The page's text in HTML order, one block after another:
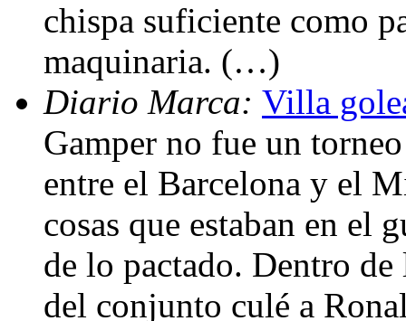
chispa suficiente como
maquinaria. (…)
Diario Marca: Villa
Gamper no fue un
entre el Barcelona y el
cosas que estaban en el
de lo pactado. Dentro
del conjunto culé a